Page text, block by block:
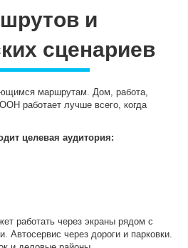
и
сценариев
маршрутам. Дом, работа,
работает лучше всего, когда
целевая аудитория:
работать через экраны рядом с
через дороги и парковки.